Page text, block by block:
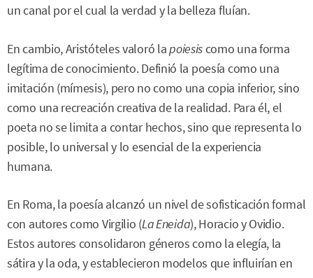
un canal por el cual la verdad y la belleza fluían.
En cambio, Aristóteles valoró lapoiesiscomo una forma
legítima de conocimiento. Definió la poesía como una
imitación (mímesis), pero no como una copia inferior, sino
como una recreación creativa de la realidad. Para él, el
poeta no se limita a contar hechos, sino que representa lo
posible, lo universal y lo esencial de la experiencia
humana.
En Roma, la poesía alcanzó un nivel de sofisticación formal
con autores como Virgilio (La Eneida), Horacio y Ovidio.
Estos autores consolidaron géneros como la elegía, la
sátira y la oda, y establecieron modelos que influirían en